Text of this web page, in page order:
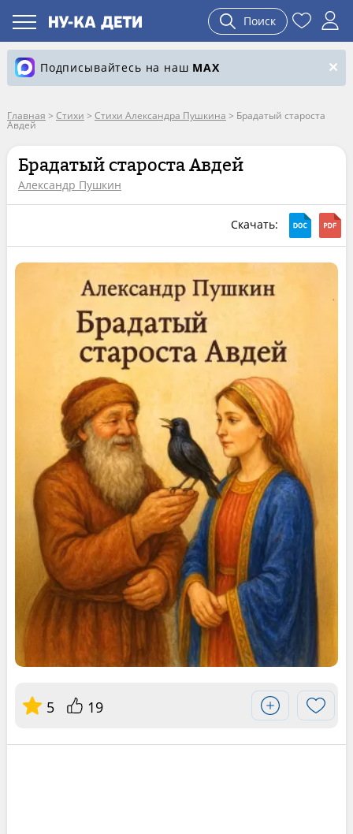
Поиск
Подписывайтесь на наш MAX
Главная > Стихи > Стихи Александра Пушкина > Брадатый староста
Авдей
Брадатый староста Авдей
Александр Пушкин
Скачать:
5 19